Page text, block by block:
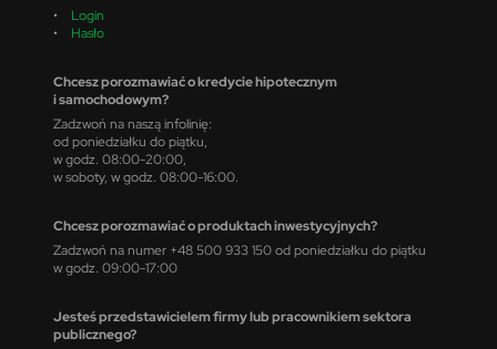
• Login
• Hasło
Chcesz porozmawiać o kredycie hipotecznym
i samochodowym?
Zadzwoń na naszą infolinię:
od poniedziałku do piątku,
w godz. 08:00-20:00,
w soboty, w godz. 08:00-16:00.
Chcesz porozmawiać o produktach inwestycyjnych?
Zadzwoń na numer +48 500 933 150 od poniedziałku do piątku
w godz. 09:00-17:00
Jesteś przedstawicielem firmy lub pracownikiem sektora
publicznego?